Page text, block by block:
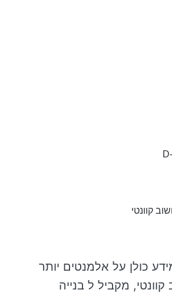
קוונטי
כולן על אלמנטים יותר
מקביל ל בנייה